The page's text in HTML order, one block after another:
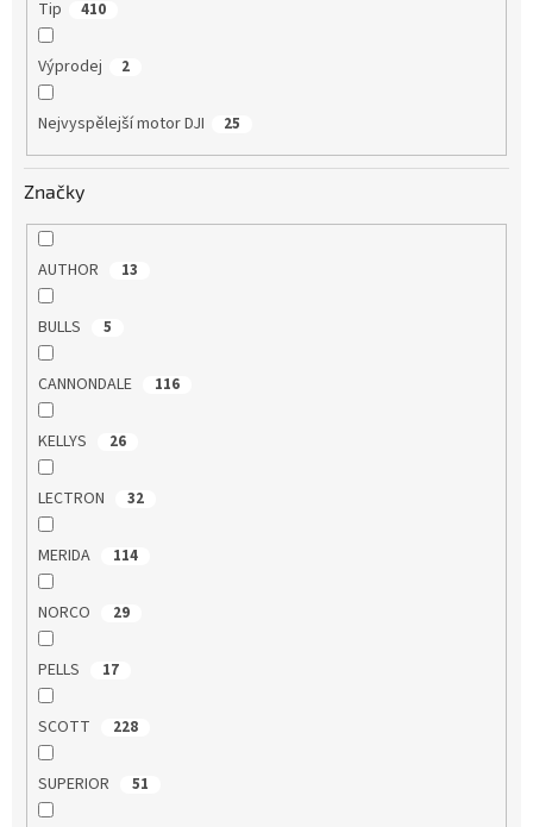
Tip 410
Výprodej 2
Nejvyspělejší motor DJI 25
Značky
AUTHOR 13
BULLS 5
CANNONDALE 116
KELLYS 26
LECTRON 32
MERIDA 114
NORCO 29
PELLS 17
SCOTT 228
SUPERIOR 51